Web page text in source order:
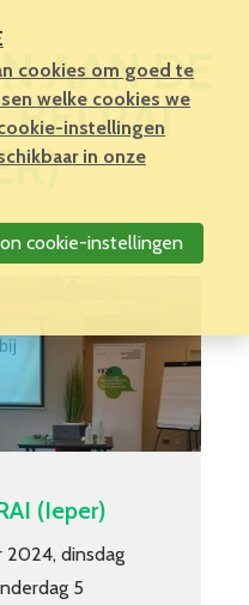
AAN DE
BELRAI
(Ieper)
2024, dinsdag
5
cookies om goed te
welke cookies we
instellingen
in onze
cookie-instellingen